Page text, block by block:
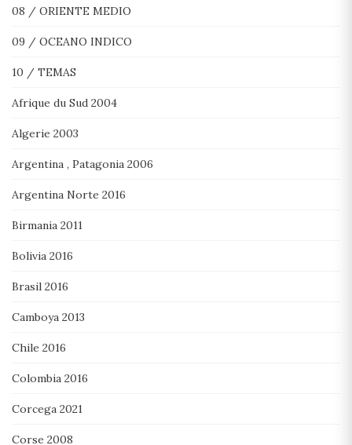
08 / ORIENTE MEDIO
09 / OCEANO INDICO
10 / TEMAS
Afrique du Sud 2004
Algerie 2003
Argentina , Patagonia 2006
Argentina Norte 2016
Birmania 2011
Bolivia 2016
Brasil 2016
Camboya 2013
Chile 2016
Colombia 2016
Corcega 2021
Corse 2008